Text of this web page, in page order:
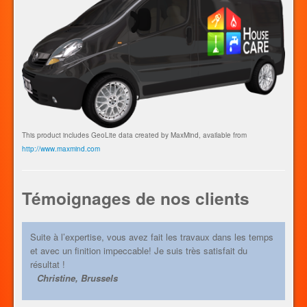
This product includes GeoLite data created by MaxMind, available from
http://www.maxmind.com
Témoignages de nos clients
Suite à l’expertise, vous avez fait les travaux dans les temps
et avec un finition impeccable! Je suis très satisfait du
résultat !
Christine, Brussels